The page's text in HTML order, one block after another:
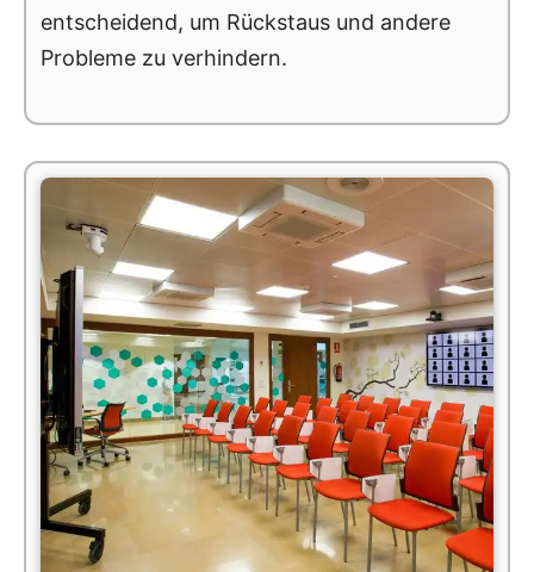
entscheidend, um Rückstaus und andere
Probleme zu verhindern.